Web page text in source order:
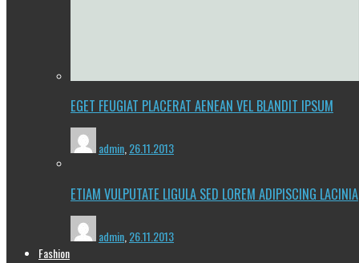
EGET FEUGIAT PLACERAT AENEAN VEL BLANDIT IPSUM
admin,26.11.2013
ETIAM VULPUTATE LIGULA SED LOREM ADIPISCING LACINIA
admin 26.11.2013
Fashion